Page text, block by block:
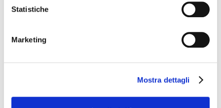
Statistiche
Marketing
Mostra dettagli